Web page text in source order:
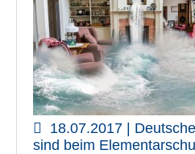
18.07.2017 |
sind beim